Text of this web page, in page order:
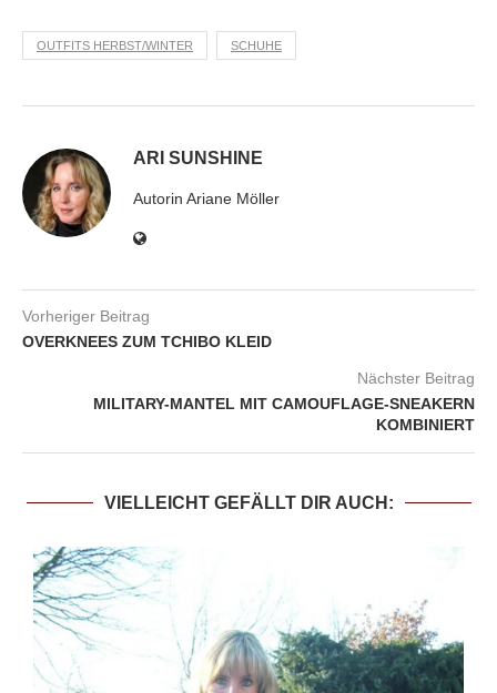
OUTFITS HERBST/WINTER SCHUHE
ARI SUNSHINE
Autorin Ariane Möller
Vorheriger Beitrag
OVERKNEES ZUM TCHIBO KLEID
Nächster Beitrag
MILITARY-MANTEL MIT CAMOUFLAGE-SNEAKERN
KOMBINIERT
VIELLEICHT GEFÄLLT DIR AUCH: